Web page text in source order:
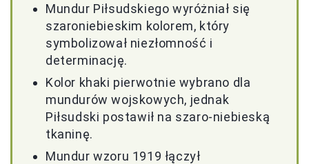
Mundur Piłsudskiego wyróżniał się
szaroniebieskim kolorem, który
symbolizował niezłomność i
determinację.
Kolor khaki pierwotnie wybrano dla
mundurów wojskowych, jednak
Piłsudski postawił na szaro-niebieską
tkaninę.
Mundur wzoru 1919 łączył